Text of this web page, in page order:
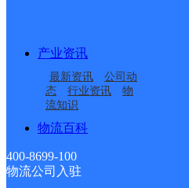
产业资讯
最新资讯
公司动
态
行业资讯
物
流知识
物流百科
400-8699-100
物流公司入驻
普定县马官镇合作点
ID12314
中国邮政集团有限公司
贵州省普定县猴场邮政
所
中国邮政集团有限公司
贵州省普定县文明路邮
政支局
中国邮政集团有限公司
贵州省普定县化处邮政
中国邮政集团有限公司